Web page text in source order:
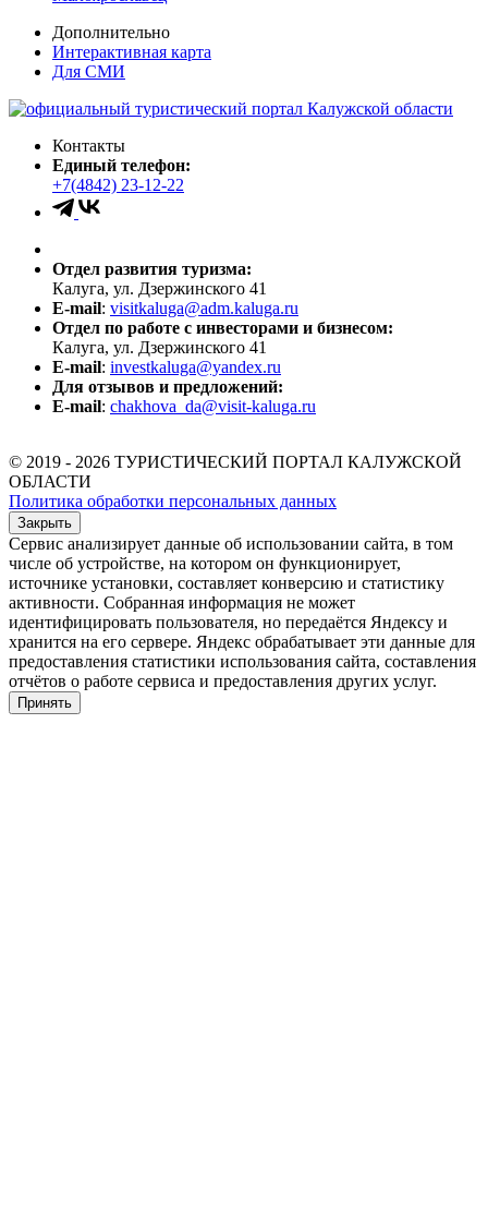
Дополнительно
Интерактивная карта
Для СМИ
Контакты
Единый телефон:
+7(4842) 23-12-22
Отдел развития туризма:
Калуга, ул. Дзержинского 41
E-mail: visitkaluga@adm.kaluga.ru
Отдел по работе с инвесторами и бизнесом:
Калуга, ул. Дзержинского 41
E-mail: investkaluga@yandex.ru
Для отзывов и предложений:
E-mail: chakhova_da@visit-kaluga.ru
© 2019 - 2026 ТУРИСТИЧЕСКИЙ ПОРТАЛ КАЛУЖСКОЙ
ОБЛАСТИ
Политика обработки персональных данных
Закрыть
Сервис анализирует данные об использовании сайта, в том
числе об устройстве, на котором он функционирует,
источнике установки, составляет конверсию и статистику
активности. Собранная информация не может
идентифицировать пользователя, но передаётся Яндексу и
хранится на его сервере. Яндекс обрабатывает эти данные для
предоставления статистики использования сайта, составления
отчётов о работе сервиса и предоставления других услуг.
Принять